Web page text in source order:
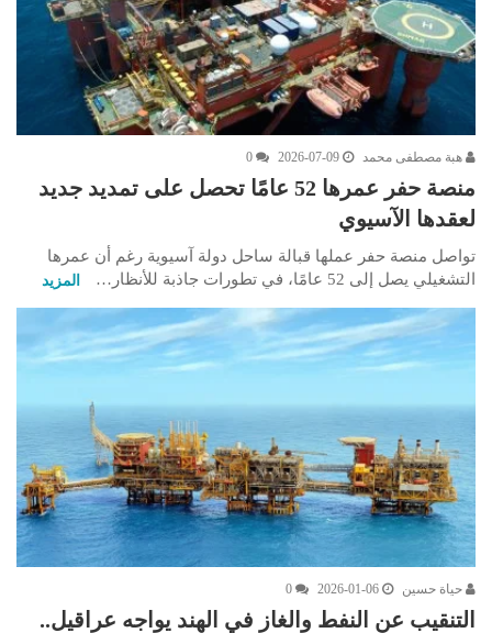
هبة مصطفى محمد 2026-07-09
0
منصة حفر عمرها 52 عامًا تحصل على تمديد جديد
لعقدها الآسيوي
تواصل منصة حفر عملها قبالة ساحل دولة آسيوية رغم أن عمرها
التشغيلي يصل إلى 52 عامًا، في تطورات جاذبة للأنظار…
المزيد
حياة حسين 2026-01-06
0
التنقيب عن النفط والغاز في الهند يواجه عراقيل..